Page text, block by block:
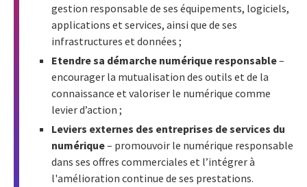
gestion responsable de ses équipements, logiciels,
applications et services, ainsi que de ses
infrastructures et données ;
Etendre sa démarche numérique responsable–
encourager la mutualisation des outils et de la
connaissance et valoriser le numérique comme
levier d’action ;
Leviers externes des entreprises de services du
numérique– promouvoir le numérique responsable
dans ses offres commerciales et l’intégrer à
l'amélioration continue de ses prestations.